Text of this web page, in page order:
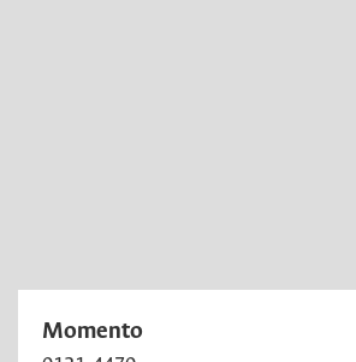
Momento